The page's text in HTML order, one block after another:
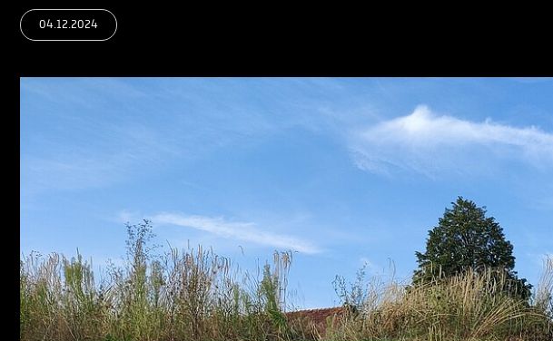
04.12.2024